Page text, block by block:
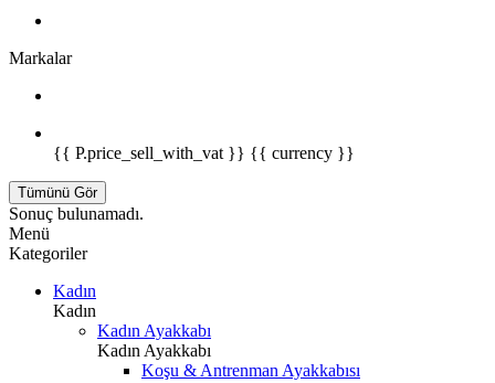
Markalar
{{ P.price_sell_with_vat }} {{ currency }}
Tümünü Gör
Sonuç bulunamadı.
Menü
Kategoriler
Kadın
Kadın
Kadın Ayakkabı
Kadın Ayakkabı
Koşu & Antrenman Ayakkabısı